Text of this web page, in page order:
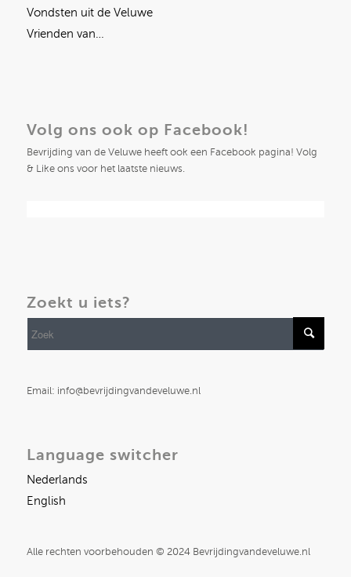
Vondsten uit de Veluwe
Vrienden van…
Volg ons ook op Facebook!
Bevrijding van de Veluwe heeft ook een Facebook pagina! Volg
& Like ons voor het laatste nieuws.
Zoekt u iets?
Email: info@bevrijdingvandeveluwe.nl
Language switcher
Nederlands
English
Alle rechten voorbehouden © 2024 Bevrijdingvandeveluwe.nl